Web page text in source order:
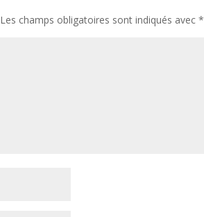
Les champs obligatoires sont indiqués avec*